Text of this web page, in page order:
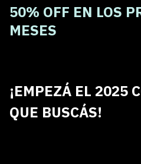
50% OFF EN LOS
MESES
¡EMPEZÁ EL 2025
QUE BUSCÁS!